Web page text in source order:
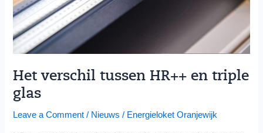
Het verschil tussen HR++ en triple
glas
Leave a Comment / Nieuws / Energieloket Oranjewijk